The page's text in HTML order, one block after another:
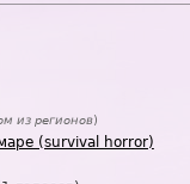
из регионов)
(survival horror)